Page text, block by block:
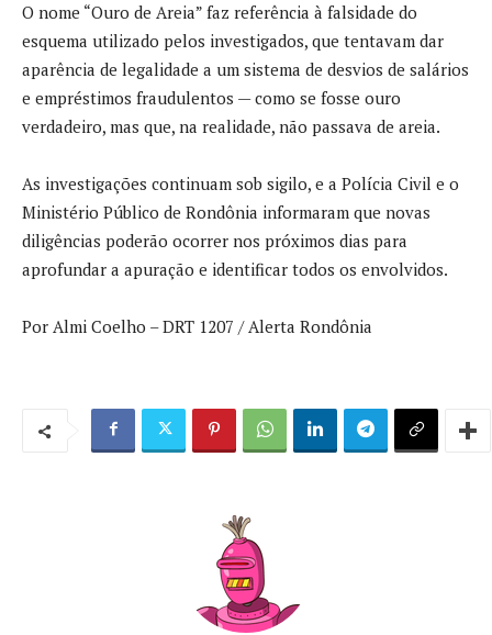
O nome “Ouro de Areia” faz referência à falsidade do
esquema utilizado pelos investigados, que tentavam dar
aparência de legalidade a um sistema de desvios de salários
e empréstimos fraudulentos — como se fosse ouro
verdadeiro, mas que, na realidade, não passava de areia.
As investigações continuam sob sigilo, e a Polícia Civil e o
Ministério Público de Rondônia informaram que novas
diligências poderão ocorrer nos próximos dias para
aprofundar a apuração e identificar todos os envolvidos.
Por Almi Coelho – DRT 1207 / Alerta Rondônia